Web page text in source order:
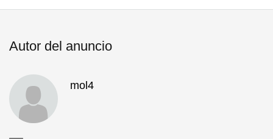
Autor del anuncio
mol4